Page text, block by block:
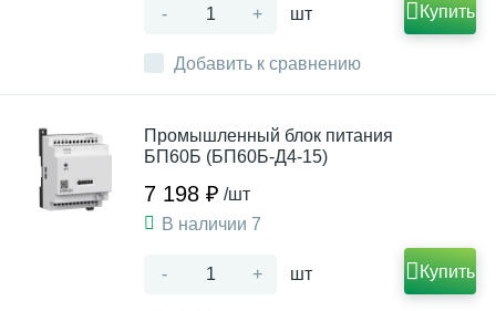
Добавить к сравнению
- + шт Купить
Промышленный блок питания
БП60Б (БП60Б-Д4-15)
7 198 ₽ /шт
В наличии 7
- + шт Купить